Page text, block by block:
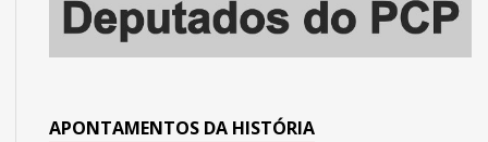
APONTAMENTOS DA HISTÓRIA